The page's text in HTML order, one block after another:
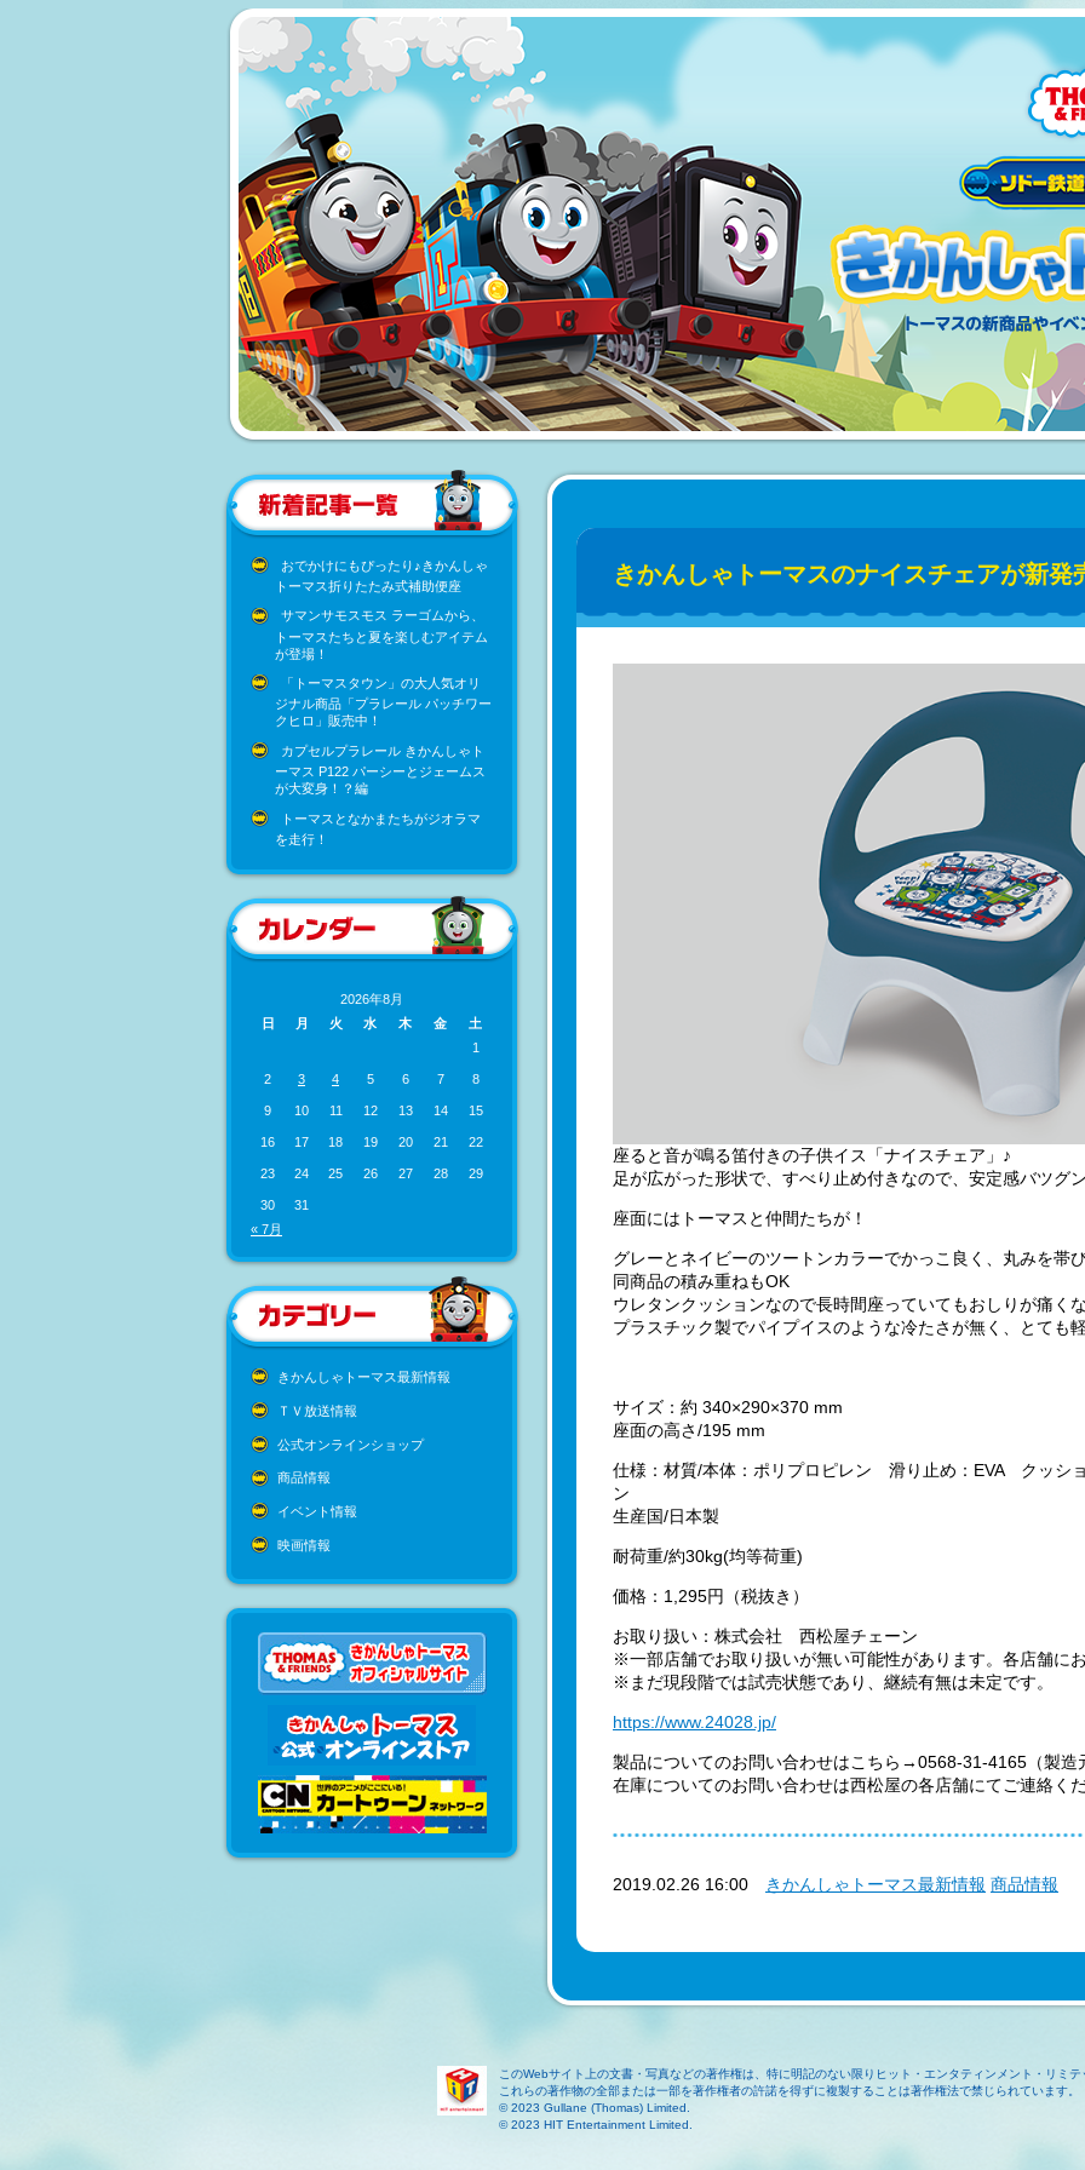
おでかけにもぴったり♪きかんしゃ
トーマス折りたたみ式補助便座
サマンサモスモス ラーゴムから、
トーマスたちと夏を楽しむアイテム
が登場！
「トーマスタウン」の大人気オリ
ジナル商品「プラレール パッチワー
クヒロ」販売中！
カプセルプラレール きかんしゃト
ーマス P122 パーシーとジェームス
が大変身！？編
トーマスとなかまたちがジオラマ
を走行！
2026年8月
日
月 火 水 木 金
土
1
2 3 4 5 6 7 8
9 10 11 12 13 14 15
16 17 18 19 20 21 22
23 24 25 26 27 28 29
30
31
« 7月
きかんしゃトーマス最新情報
ＴＶ放送情報
公式オンラインショップ
商品情報
イベント情報
映画情報
きかんしゃトーマスのナイスチェアが新発
座ると音が鳴る笛付きの子供イス「ナイスチェア」♪
足が広がった形状で、すべり止め付きなので、安定感バツグ
座面にはトーマスと仲間たちが！
グレーとネイビーのツートンカラーでかっこ良く、丸みを帯
同商品の積み重ねもOK
ウレタンクッションなので長時間座っていてもおしりが痛く
プラスチック製でパイプイスのような冷たさが無く、とても
サイズ：約 340×290×370 mm
座面の高さ/195 mm
仕様：材質/本体：ポリプロピレン 滑り止め：EVA クッシ
ン
生産国/日本製
耐荷重/約30kg(均等荷重)
価格：1,295円（税抜き）
お取り扱い：株式会社 西松屋チェーン
※一部店舗でお取り扱いが無い可能性があります。各店舗に
※まだ現段階では試売状態であり、継続有無は未定です。
https://www.24028.jp/
製品についてのお問い合わせはこちら→0568-31-4165（製造
在庫についてのお問い合わせは西松屋の各店舗にてご連絡く
2019.02.26 16:00 きかんしゃトーマス最新情報 商品情報
このWebサイト上の文書・写真などの著作権は、特に明記のない限りヒット・エンタティンメント・リミ
これらの著作物の全部または一部を著作権者の許諾を得ずに複製することは著作権法で禁じられています。
© 2023 Gullane (Thomas) Limited.
© 2023 HIT Entertainment Limited.